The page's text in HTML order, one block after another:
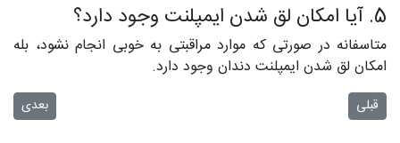
5. آیا امکان لق شدن ایمپلنت وجود دارد؟
متاسفانه در صورتی که موارد مراقبتی به خوبی انجام نشود، بله
امکان لق شدن ایمپلنت دندان وجود دارد.
مطلب قبلی: 5 روش زیبایی دندان‌ ها
قبلی مطلب
بعدی